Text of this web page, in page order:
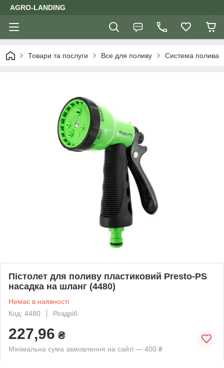
AGRO-LANDING
Товари та послуги Все для поливу Система полива
Пістолет для поливу пластиковий Presto-PS
насадка на шланг (4480)
Немає в наявності
Код: 4480
Роздріб
227,96 ₴
Мінімальна сума замовлення на сайті — 400 ₴